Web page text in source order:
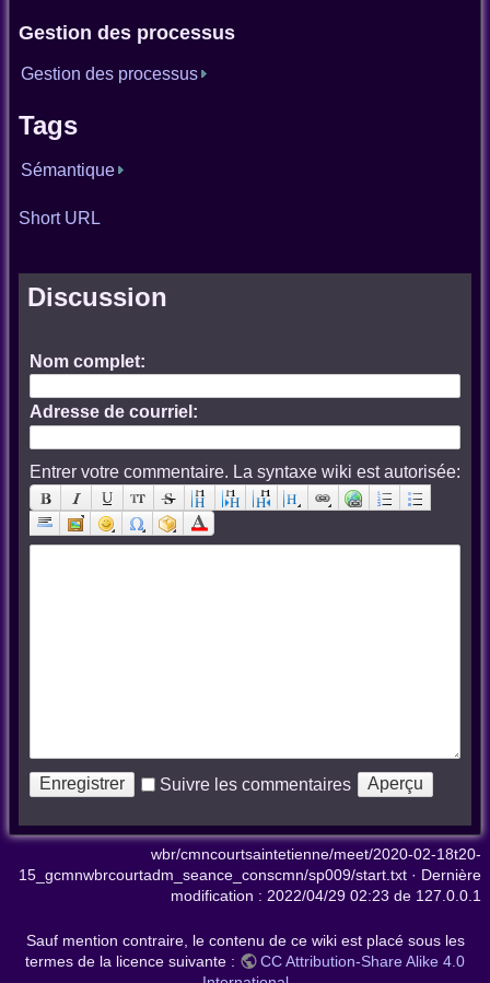
Gestion des processus
Gestion des processus
Tags
Sémantique
Short URL
Discussion
Nom complet:
Adresse de courriel:
Entrer votre commentaire. La syntaxe wiki est autorisée:
Suivre les commentaires
wbr/cmncourtsaintetienne/meet/2020-02-18t20-
15_gcmnwbrcourtadm_seance_conscmn/sp009/start.txt · Dernière
modification : 2022/04/29 02:23 de 127.0.0.1
Sauf mention contraire, le contenu de ce wiki est placé sous les
termes de la licence suivante :
CC Attribution-Share Alike 4.0